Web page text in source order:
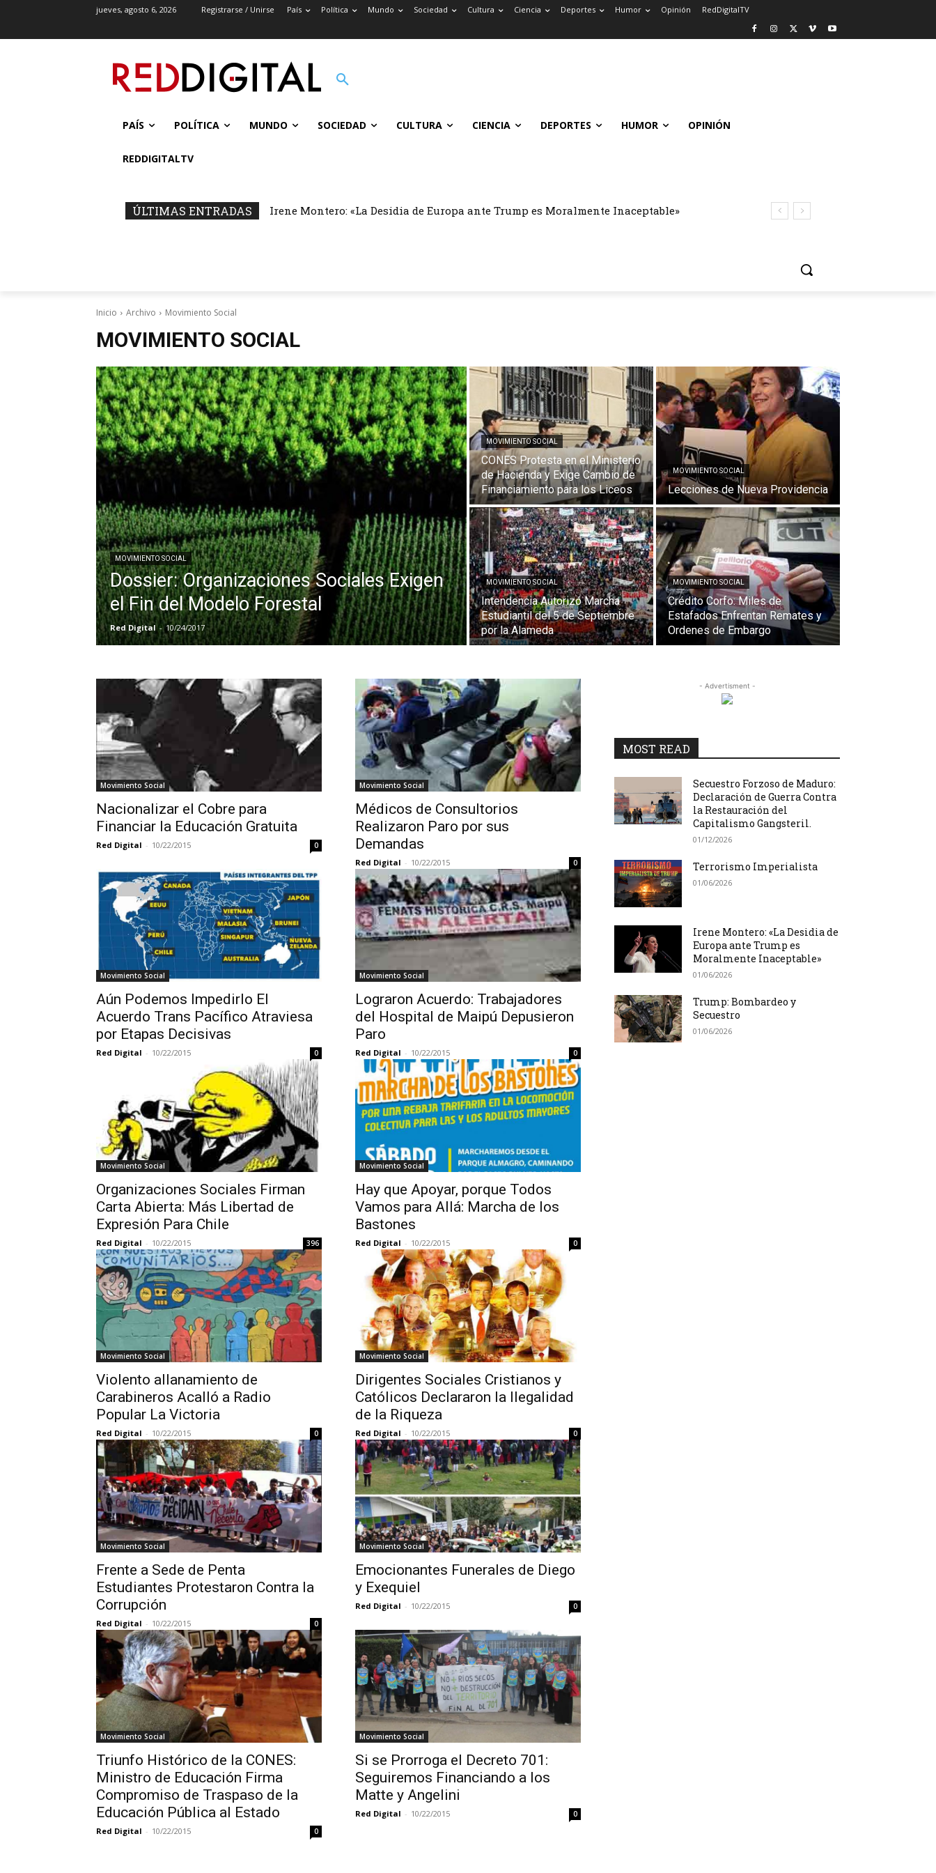
jueves, agosto 6, 2026 Registrarse / Unirse País Política Mundo Sociedad Cultura Ciencia Deportes Humor Opinión RedDigitalTV
PAÍS POLÍTICA MUNDO SOCIEDAD CULTURA CIENCIA DEPORTES HUMOR OPINIÓN
REDDIGITALTV
ÚLTIMAS ENTRADAS Irene Montero: «La Desidia de Europa ante Trump es Moralmente Inaceptable»
Inicio Archivo Movimiento Social
MOVIMIENTO SOCIAL
MOVIMIENTO SOCIAL
Dossier: Organizaciones Sociales Exigen
el Fin del Modelo Forestal
Red Digital - 10/24/2017
MOVIMIENTO SOCIAL
CONES Protesta en el Ministerio
de Hacienda y Exige Cambio de
Financiamiento para los Liceos
MOVIMIENTO SOCIAL
Lecciones de Nueva Providencia
MOVIMIENTO SOCIAL
Intendencia Autorizó Marcha
Estudiantil del 5 de Septiembre
por la Alameda
MOVIMIENTO SOCIAL
Crédito Corfo: Miles de
Estafados Enfrentan Remates y
Ordenes de Embargo
Movimiento Social
Nacionalizar el Cobre para
Financiar la Educación Gratuita
Red Digital - 10/22/2015 0
Movimiento Social
Médicos de Consultorios
Realizaron Paro por sus
Demandas
Red Digital - 10/22/2015 0
Movimiento Social
Aún Podemos Impedirlo El
Acuerdo Trans Pacífico Atraviesa
por Etapas Decisivas
Red Digital - 10/22/2015 0
Movimiento Social
Lograron Acuerdo: Trabajadores
del Hospital de Maipú Depusieron
Paro
Red Digital - 10/22/2015 0
Movimiento Social
Organizaciones Sociales Firman
Carta Abierta: Más Libertad de
Expresión Para Chile
Red Digital - 10/22/2015 396
Movimiento Social
Hay que Apoyar, porque Todos
Vamos para Allá: Marcha de los
Bastones
Red Digital - 10/22/2015 0
Movimiento Social
Violento allanamiento de
Carabineros Acalló a Radio
Popular La Victoria
Red Digital - 10/22/2015 0
Movimiento Social
Dirigentes Sociales Cristianos y
Católicos Declararon la Ilegalidad
de la Riqueza
Red Digital - 10/22/2015 0
Movimiento Social
Frente a Sede de Penta
Estudiantes Protestaron Contra la
Corrupción
Red Digital - 10/22/2015 0
Movimiento Social
Emocionantes Funerales de Diego
y Exequiel
Red Digital - 10/22/2015 0
Movimiento Social
Triunfo Histórico de la CONES:
Ministro de Educación Firma
Compromiso de Traspaso de la
Educación Pública al Estado
Red Digital - 10/22/2015 0
Movimiento Social
Si se Prorroga el Decreto 701:
Seguiremos Financiando a los
Matte y Angelini
Red Digital - 10/22/2015 0
- Advertisment -
MOST READ
Secuestro Forzoso de Maduro:
Declaración de Guerra Contra
la Restauración del
Capitalismo Gangsteril.
01/12/2026
Terrorismo Imperialista
01/06/2026
Irene Montero: «La Desidia de
Europa ante Trump es
Moralmente Inaceptable»
01/06/2026
Trump: Bombardeo y
Secuestro
01/06/2026